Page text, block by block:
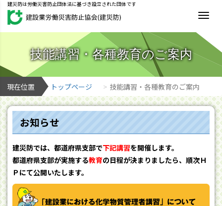
建災防は労働災害防止団体法に基づき設立された団体です
技能講習・各種教育のご案内
現在位置 トップページ 技能講習・各種教育のご案内
お知らせ
建災防では、都道府県支部で下記講習を開催します。
都道府県支部が実施する教育の日程が決まりましたら、順次Ｈ
Ｐにて公開いたします。